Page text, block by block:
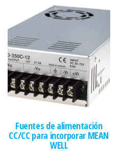
Fuentes de alimentación
CC/CC para incorporar MEAN
WELL